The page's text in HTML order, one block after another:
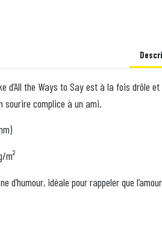
d’All the Ways to Say est à la fois drôle
sourire complice à un ami.
m²
d’humour, idéale pour rappeler que